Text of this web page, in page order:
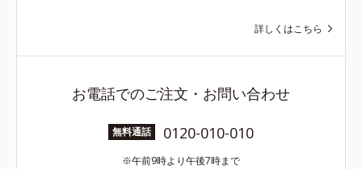
詳しくはこちら
お電話でのご注文・お問い合わせ
無料通話 0120-010-010
午前9時より午後7時まで